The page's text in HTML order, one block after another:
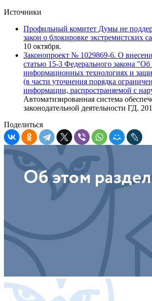
Источники
Профильный комитет Думы не
закон о блокировке экстремистских
10 октября.
Законопроект № 1029869-6. О
статью 15-3 Федерального закона
информационных технологиях и
(в части уточнения порядка
информации, распространяемой с
Автоматизированная система
законодательной деятельности ГД.
Поделиться